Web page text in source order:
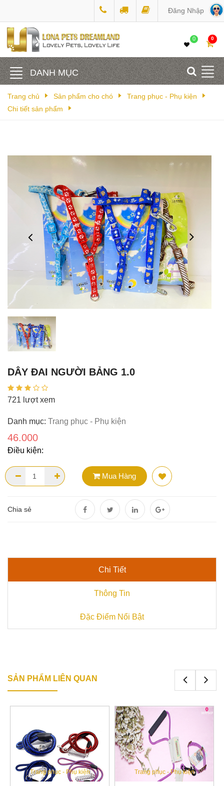
Đăng Nhập
0 0
DANH MỤC
Trang chủ Sản phẩm cho chó
Trang phục - Phụ kiện
Chi tiết sản phẩm
DÂY ĐAI NGƯỜI BẢNG 1.0
721 lượt xem
Danh mục: Trang phục - Phụ kiện
46.000
Điều kiện:
Mua Hàng
Chia sẻ
Chi Tiết
Thông Tin
Đặc Điểm Nổi Bật
SẢN PHẨM LIÊN QUAN
Trang phục - Phụ kiện Trang phục - Phụ kiện